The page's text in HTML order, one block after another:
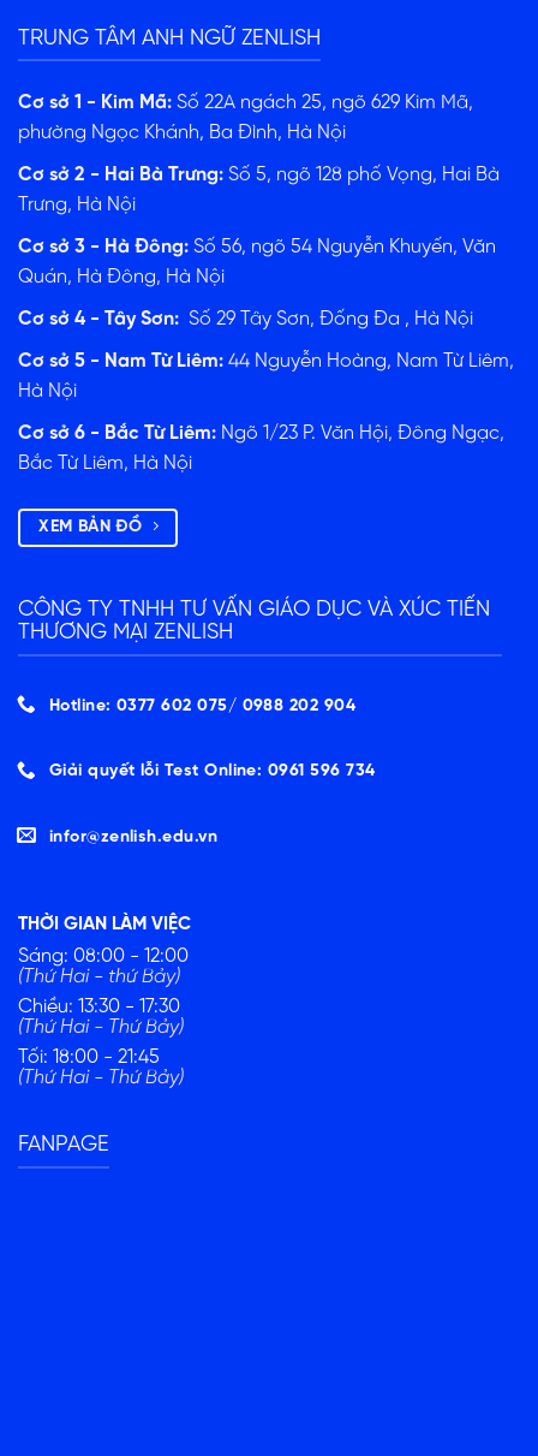
TRUNG TÂM ANH NGỮ ZENLISH
Cơ sở 1 - Kim Mã: Số 22A ngách 25, ngõ 629 Kim Mã,
phường Ngọc Khánh, Ba Đình, Hà Nội
Cơ sở 2 - Hai Bà Trưng: Số 5, ngõ 128 phố Vọng, Hai Bà
Trưng, Hà Nội
Cơ sở 3 - Hà Đông: Số 56, ngõ 54 Nguyễn Khuyến, Văn
Quán, Hà Đông, Hà Nội
Cơ sở 4 - Tây Sơn: Số 29 Tây Sơn, Đống Đa , Hà Nội
Cơ sở 5 - Nam Từ Liêm: 44 Nguyễn Hoàng, Nam Từ Liêm,
Hà Nội
Cơ sở 6 - Bắc Từ Liêm: Ngõ 1/23 P. Văn Hội, Đông Ngạc,
Bắc Từ Liêm, Hà Nội
XEM BẢN ĐỒ
CÔNG TY TNHH TƯ VẤN GIÁO DỤC VÀ XÚC TIẾN
THƯƠNG MẠI ZENLISH
Hotline: 0377 602 075/ ‭0988 202 904‬
Giải quyết lỗi Test Online: 0961 596 734
infor@zenlish.edu.vn
THỜI GIAN LÀM VIỆC
Sáng: 08:00 - 12:00
(Thứ Hai - thứ Bảy)
Chiều: 13:30 - 17:30
(Thứ Hai - Thứ Bảy)
Tối: 18:00 - 21:45
(Thứ Hai - Thứ Bảy)
FANPAGE